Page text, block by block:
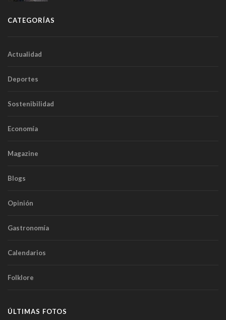
CATEGORÍAS
Actualidad
Deportes
Sostenibilidad
Economía
Magazine
Blogs
Opinión
Gastronomía
Calendarios
Folklore
ÚLTIMAS FOTOS